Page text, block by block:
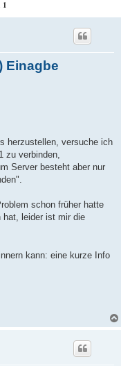
1
Einagbe
herzustellen, versuche ich
zu verbinden,
Server besteht aber nur
schon früher hatte
hat, leider ist mir die
kann: eine kurze Info